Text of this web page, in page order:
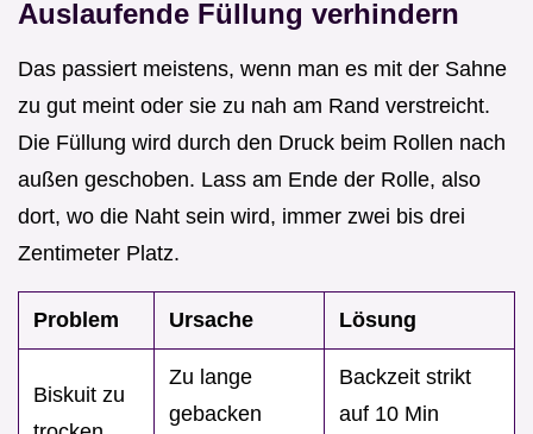
Auslaufende Füllung verhindern
Das passiert meistens, wenn man es mit der Sahne
zu gut meint oder sie zu nah am Rand verstreicht.
Die Füllung wird durch den Druck beim Rollen nach
außen geschoben. Lass am Ende der Rolle, also
dort, wo die Naht sein wird, immer zwei bis drei
Zentimeter Platz.
Problem Ursache Lösung
Biskuit zu
Zu lange
gebacken
Backzeit strikt
auf 10 Min